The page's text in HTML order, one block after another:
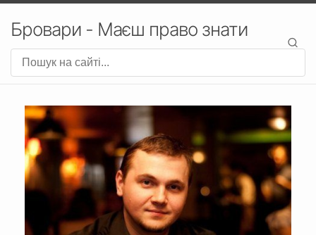
Бровари - Маєш право знати